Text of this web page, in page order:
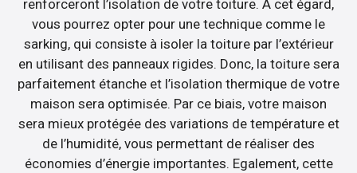
renforceront l’isolation de votre toiture. A cet égard,
vous pourrez opter pour une technique comme le
sarking, qui consiste à isoler la toiture par l’extérieur
en utilisant des panneaux rigides. Donc, la toiture sera
parfaitement étanche et l’isolation thermique de votre
maison sera optimisée. Par ce biais, votre maison
sera mieux protégée des variations de température et
de l’humidité, vous permettant de réaliser des
économies d’énergie importantes. Egalement, cette